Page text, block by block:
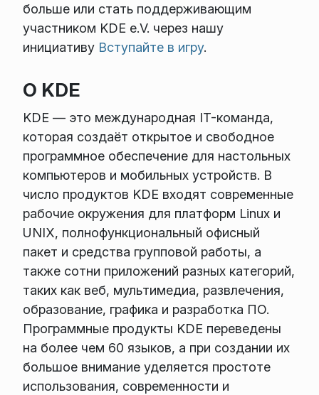
больше или стать поддерживающим
участником KDE e.V. через нашу
инициативу Вступайте в игру.
О KDE
KDE — это международная IT-команда,
которая создаёт открытое и свободное
программное обеспечение для настольных
компьютеров и мобильных устройств. В
число продуктов KDE входят современные
рабочие окружения для платформ Linux и
UNIX, полнофункциональный офисный
пакет и средства групповой работы, а
также сотни приложений разных категорий,
таких как веб, мультимедиа, развлечения,
образование, графика и разработка ПО.
Программные продукты KDE переведены
на более чем 60 языков, а при создании их
большое внимание уделяется простоте
использования, современности и